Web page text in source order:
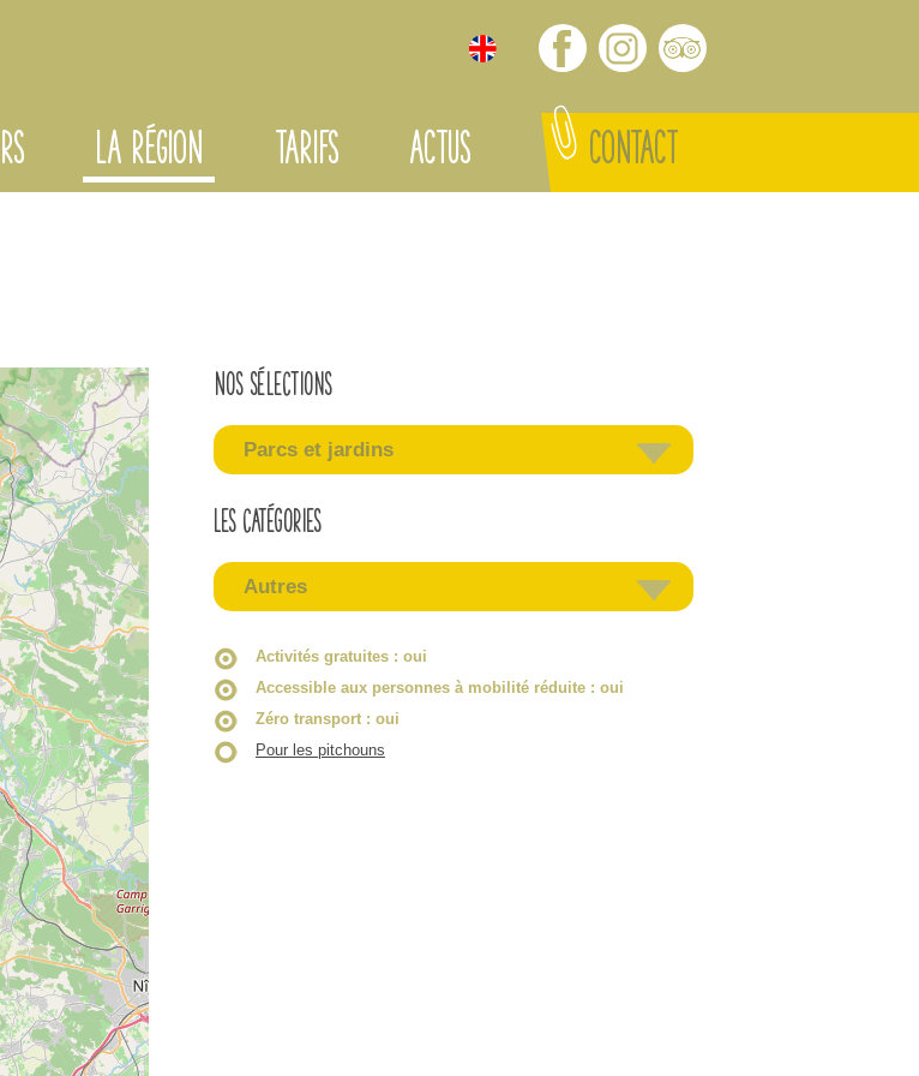
Nos sélections
Parcs et jardins
Les catégories
Autres
Activités gratuites : oui
Accessible aux personnes à mobilité réduite : oui
Zéro transport : oui
Pour les pitchouns
LA RÉGION TARIFS ACTUS CONTACT